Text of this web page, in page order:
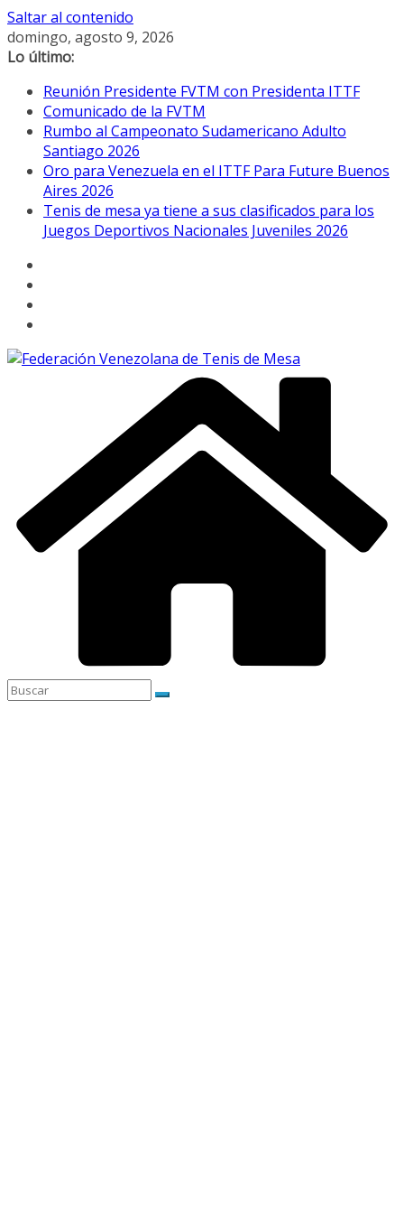
Saltar al contenido
domingo, agosto 9, 2026
Lo último:
Reunión Presidente FVTM con Presidenta ITTF
Comunicado de la FVTM
Rumbo al Campeonato Sudamericano Adulto
Santiago 2026
Oro para Venezuela en el ITTF Para Future Buenos
Aires 2026
Tenis de mesa ya tiene a sus clasificados para los
Juegos Deportivos Nacionales Juveniles 2026